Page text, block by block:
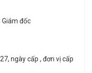
Giám đốc
ngày cấp , đơn vị cấp